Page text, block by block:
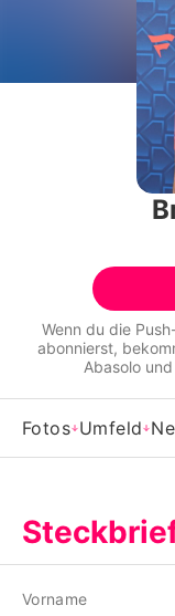
Alle
Wenn du die
abonnierst,
Abasolound
Fotos Umfeld
Vorname